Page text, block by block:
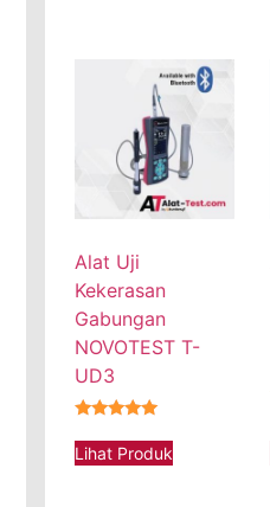
Alat Uji
Kekerasan
Gabungan
NOVOTEST T-
UD3
Lihat Produk